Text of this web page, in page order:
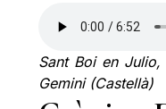
Sant Boi en Julio,
Gemini (Castellà)